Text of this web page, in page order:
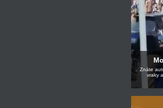
Znáte
vraky